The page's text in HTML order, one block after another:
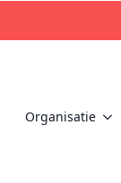
Organisatie